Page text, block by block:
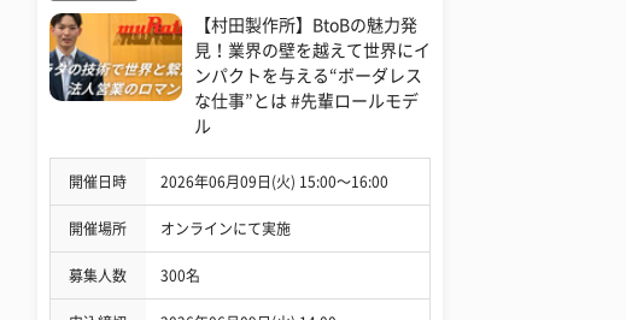
【村田製作所】BtoBの魅力発
見！業界の壁を越えて世界にイ
ンパクトを与える“ボーダレス
な仕事”とは #先輩ロールモデ
ル
開催日時 2026年06月09日(火) 15:00〜16:00
開催場所 オンラインにて実施
募集人数 300名